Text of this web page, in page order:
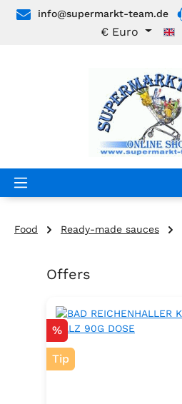
Skip to main content
info@supermarkt-team.de
€ Euro
Food Ready-made sauces
Skip product gallery
Offers
Discount
%
Tip